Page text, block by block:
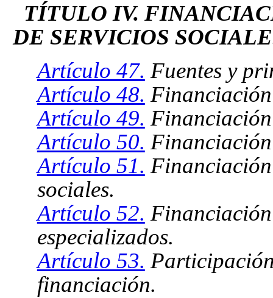
TÍTULO IV.
DE SERVICIOS
Artículo 47. Fuentes y
Artículo 48. Financiación
Artículo 49.
Artículo 50. Financiación
Artículo 51. Financiación
sociales.
Artículo 52. Financiación
especializados.
Artículo 53.
financiación.